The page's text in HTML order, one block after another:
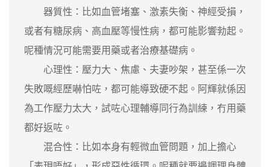
器質性：比如血管堵塞、激素失衡、神經受損，
或者有糖尿病、高血壓等慢性病，都可能影響勃起。
呢種情況可能需要用藥或者治療基礎病。
心理性：壓力大、焦慮、夫妻吵架，甚至係一次
失敗嘅經歷嚇怕咗，都可能導致硬不起。阿輝就係因
為工作壓力太大，試咗心理輔導同行為訓練，冇用藥
都好返咗。
混合性：比如本身有輕微血管問題，加上擔心